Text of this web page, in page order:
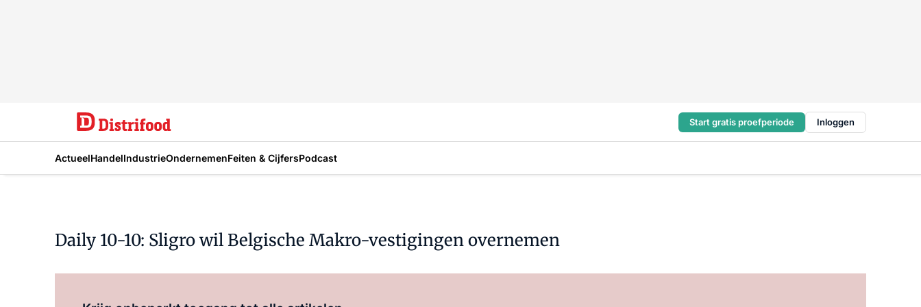
Start gratis proefperiode Inloggen
ActueelHandelIndustrieOndernemenFeiten & CijfersPodcast
Daily 10-10: Sligro wil Belgische Makro-vestigingen overnemen